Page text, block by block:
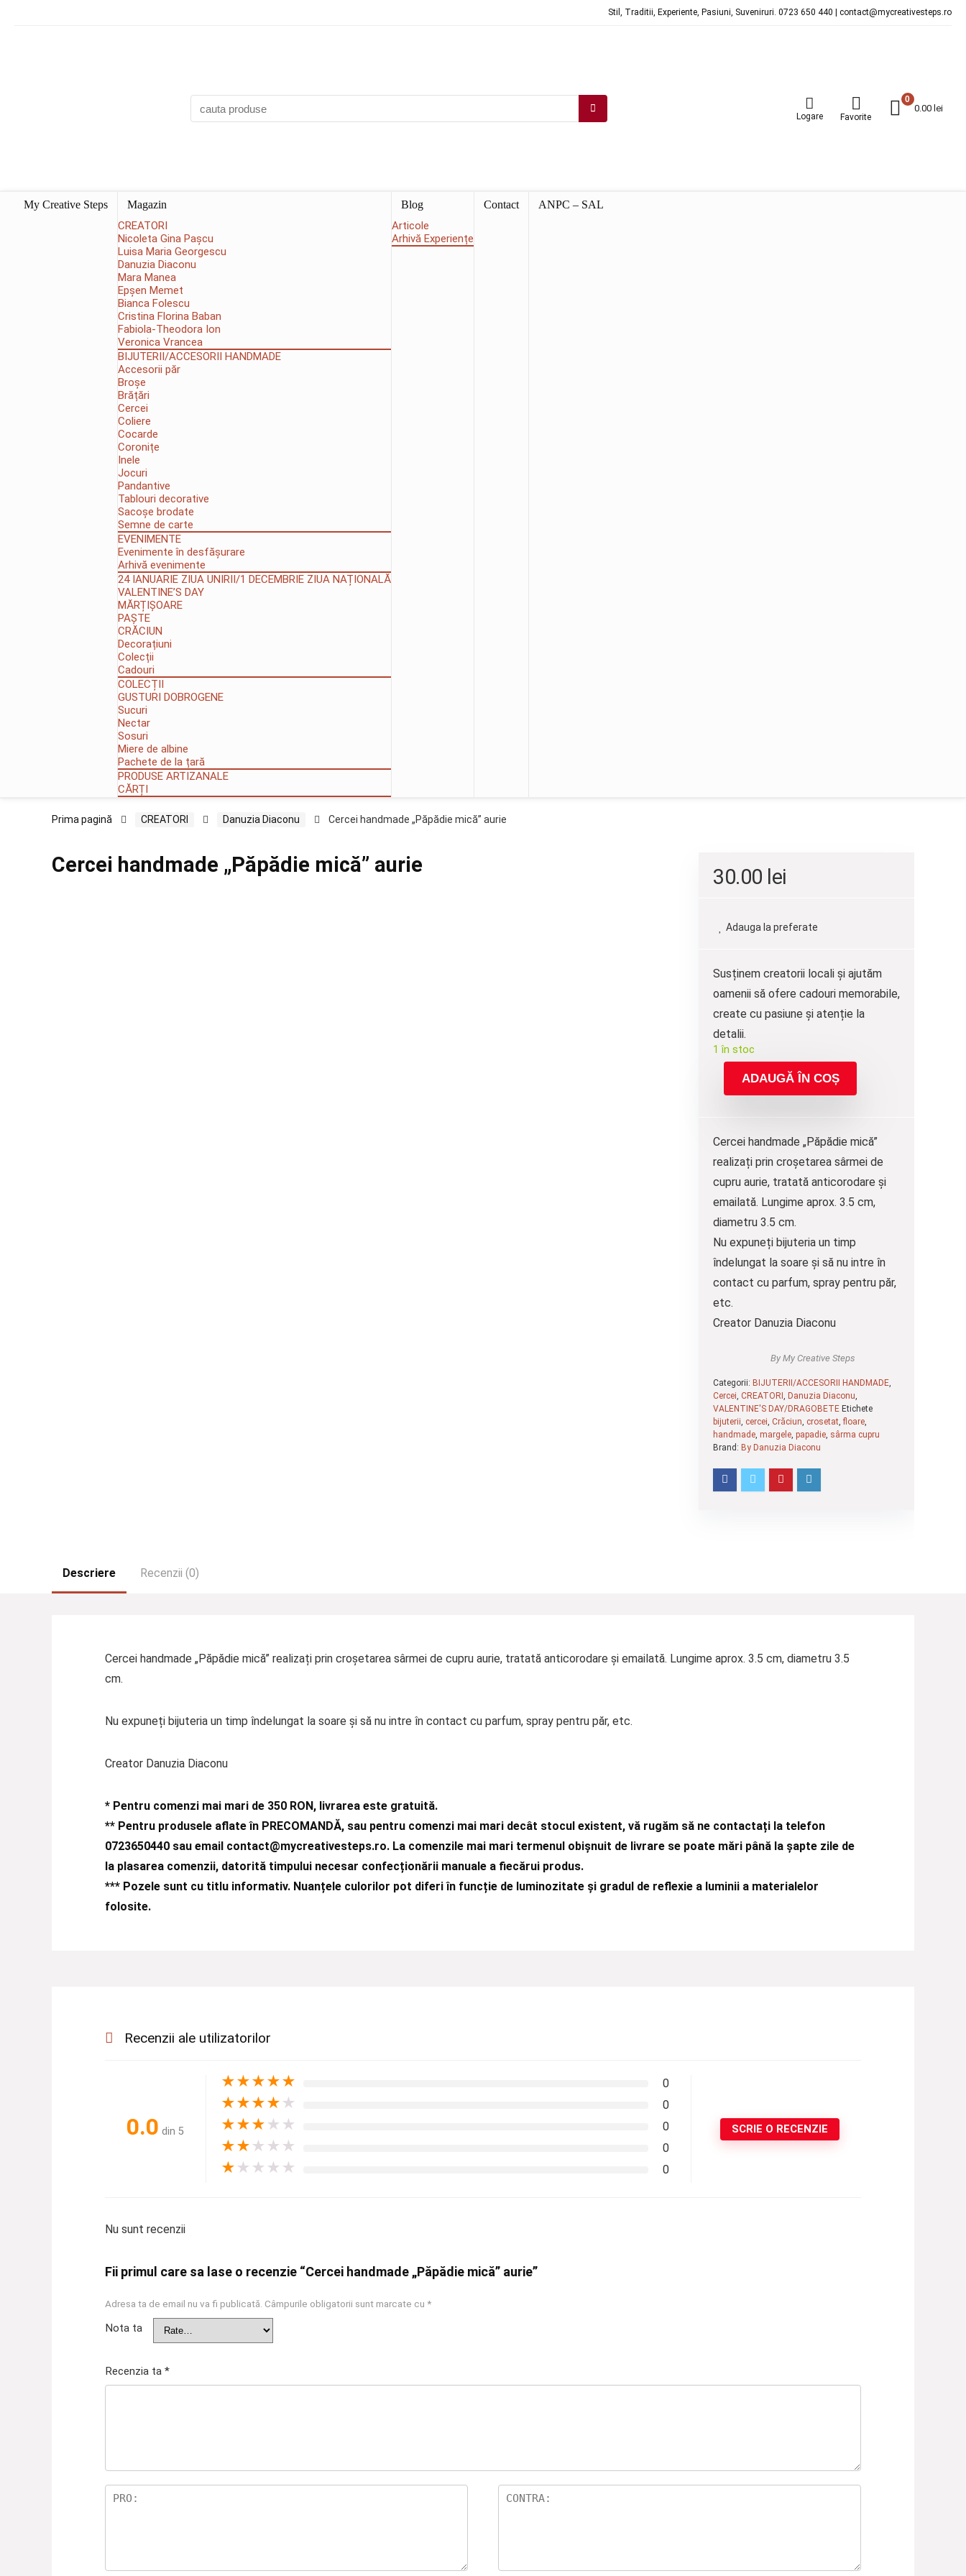
Stil, Traditii, Experiente, Pasiuni, Suveniruri. 0723 650 440 | contact@mycreativesteps.ro
Logare Favorite
0
0.00 lei
My Creative Steps Magazin
CREATORI
Nicoleta Gina Pașcu
Luisa Maria Georgescu
Danuzia Diaconu
Mara Manea
Epșen Memet
Bianca Folescu
Cristina Florina Baban
Fabiola-Theodora Ion
Veronica Vrancea
BIJUTERII/ACCESORII HANDMADE
Accesorii păr
Broșe
Brățări
Cercei
Coliere
Cocarde
Coronițe
Inele
Jocuri
Pandantive
Tablouri decorative
Sacoșe brodate
Semne de carte
EVENIMENTE
Evenimente în desfășurare
Arhivă evenimente
24 IANUARIE ZIUA UNIRII/1 DECEMBRIE ZIUA NAȚIONALĂ
VALENTINE’S DAY
MĂRȚIȘOARE
PAȘTE
CRĂCIUN
Decorațiuni
Colecții
Cadouri
COLECȚII
GUSTURI DOBROGENE
Sucuri
Nectar
Sosuri
Miere de albine
Pachete de la țară
PRODUSE ARTIZANALE
CĂRȚI
Blog
Articole
Arhivă Experiențe
Contact ANPC – SAL
Prima pagină CREATORI Danuzia Diaconu Cercei handmade „Păpădie mică” aurie
Cercei handmade „Păpădie mică” aurie 30.00 lei
Adauga la preferate
Susținem creatorii locali și ajutăm
oamenii să ofere cadouri memorabile,
create cu pasiune și atenție la
detalii.
1 în stoc
ADAUGĂ ÎN COȘ
Cercei handmade „Păpădie mică”
realizați prin croșetarea sârmei de
cupru aurie, tratată anticorodare și
emailată. Lungime aprox. 3.5 cm,
diametru 3.5 cm.
Nu expuneți bijuteria un timp
îndelungat la soare și să nu intre în
contact cu parfum, spray pentru păr,
etc.
Creator Danuzia Diaconu
By My Creative Steps
Categorii: BIJUTERII/ACCESORII HANDMADE,
Cercei, CREATORI , Danuzia Diaconu,
VALENTINE'S DAY/DRAGOBETE Etichete
bijuterii, cercei, Crăciun, crosetat,floare,
handmade, margele, papadie, sârma cupru
Brand: By Danuzia Diaconu
Descriere Recenzii (0)
Cercei handmade „Păpădie mică” realizați prin croșetarea sârmei de cupru aurie, tratată anticorodare și emailată. Lungime aprox. 3.5 cm, diametru 3.5
cm.
Nu expuneți bijuteria un timp îndelungat la soare și să nu intre în contact cu parfum, spray pentru păr, etc.
Creator Danuzia Diaconu
* Pentru comenzi mai mari de 350 RON, livrarea este gratuită.
** Pentru produsele aflate în PRECOMANDĂ, sau pentru comenzi mai mari decât stocul existent, vă rugăm să ne contactați la telefon
0723650440 sau email contact@mycreativesteps.ro. La comenzile mai mari termenul obișnuit de livrare se poate mări până la șapte zile de
la plasarea comenzii, datorită timpului necesar confecționării manuale a fiecărui produs.
*** Pozele sunt cu titlu informativ. Nuanțele culorilor pot diferi în funcție de luminozitate și gradul de reflexie a luminii a materialelor
folosite.
Recenzii ale utilizatorilor
0.0 din 5
★★★★★ 0
★★★★ ★ 0
★★★ ★ ★ 0
★★ ★ ★ ★ 0
★ ★ ★ ★ ★ 0
SCRIE O RECENZIE
Nu sunt recenzii
Fii primul care sa lase o recenzie “Cercei handmade „Păpădie mică” aurie”
Adresa ta de email nu va fi publicată. Câmpurile obligatorii sunt marcate cu *
Nota ta
Recenzia ta *